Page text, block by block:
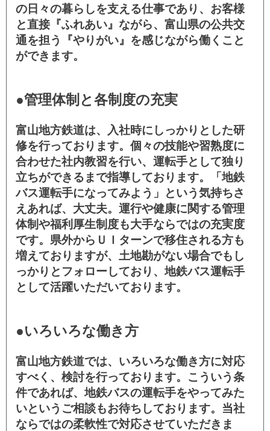
の日々の暮らしを支える仕事であり、お客様
と直接『ふれあい』ながら、富山県の公共交
通を担う『やりがい』を感じながら働くこと
ができます。
●管理体制と各制度の充実
富山地方鉄道は、入社時にしっかりとした研
修を行っております。個々の技能や習熟度に
合わせた社内教習を行い、運転手として独り
立ちができるまで指導しております。「地鉄
バス運転手になってみよう」という気持ちさ
えあれば、大丈夫。運行や健康に関する管理
体制や福利厚生制度も大手ならではの充実度
です。県外からＵＩターンで移住される方も
増えておりますが、土地勘がない場合でもし
っかりとフォローしており、地鉄バス運転手
として活躍いただいております。
●いろいろな働き方
富山地方鉄道では、いろいろな働き方に対応
すべく、検討を行っております。こういう条
件であれば、地鉄バスの運転手をやってみた
いというご相談もお待ちしております。当社
ならではの柔軟性で対応させていただきま